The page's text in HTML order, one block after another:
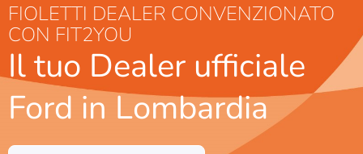
FIOLETTI DEALER CONVENZIONATO
CON FIT2YOU
Il tuo Dealer ufficiale
Ford in Lombardia